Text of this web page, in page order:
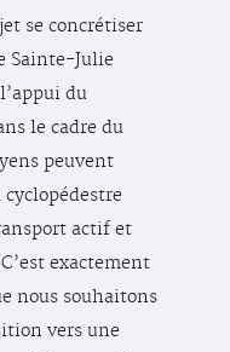
se concrétiser
Sainte-Julie
du
le cadre du
peuvent
actif et
exactement
nous souhaitons
vers une